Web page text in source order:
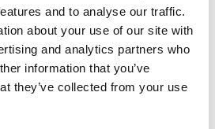
and to analyse our traffic.
about your use of our site with
and analytics partners who
information that you’ve
they’ve collected from your use
169 W160207
157,50 DKK